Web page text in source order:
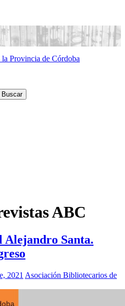
Provincia de Córdoba
ABC
Alejandro Santa.
2021 Asociación Bibliotecarios de